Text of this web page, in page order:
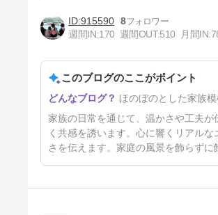
料理のレパートリーが増え続け
る大１娘
915590 8
週間IN:170 週間OUT:510 月間IN:
このブログのここがポイント
ほのぼのとした家族
家族の日常を通じて、温かさや工夫
く共感を誘います。心に響くリアル
さを伝えます。家庭の風景を飾らず